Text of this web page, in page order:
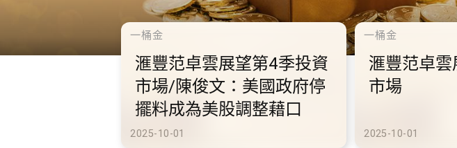
一桶金
陳俊文：美國政府停擺料
成為美股調整藉口
2025-10-01